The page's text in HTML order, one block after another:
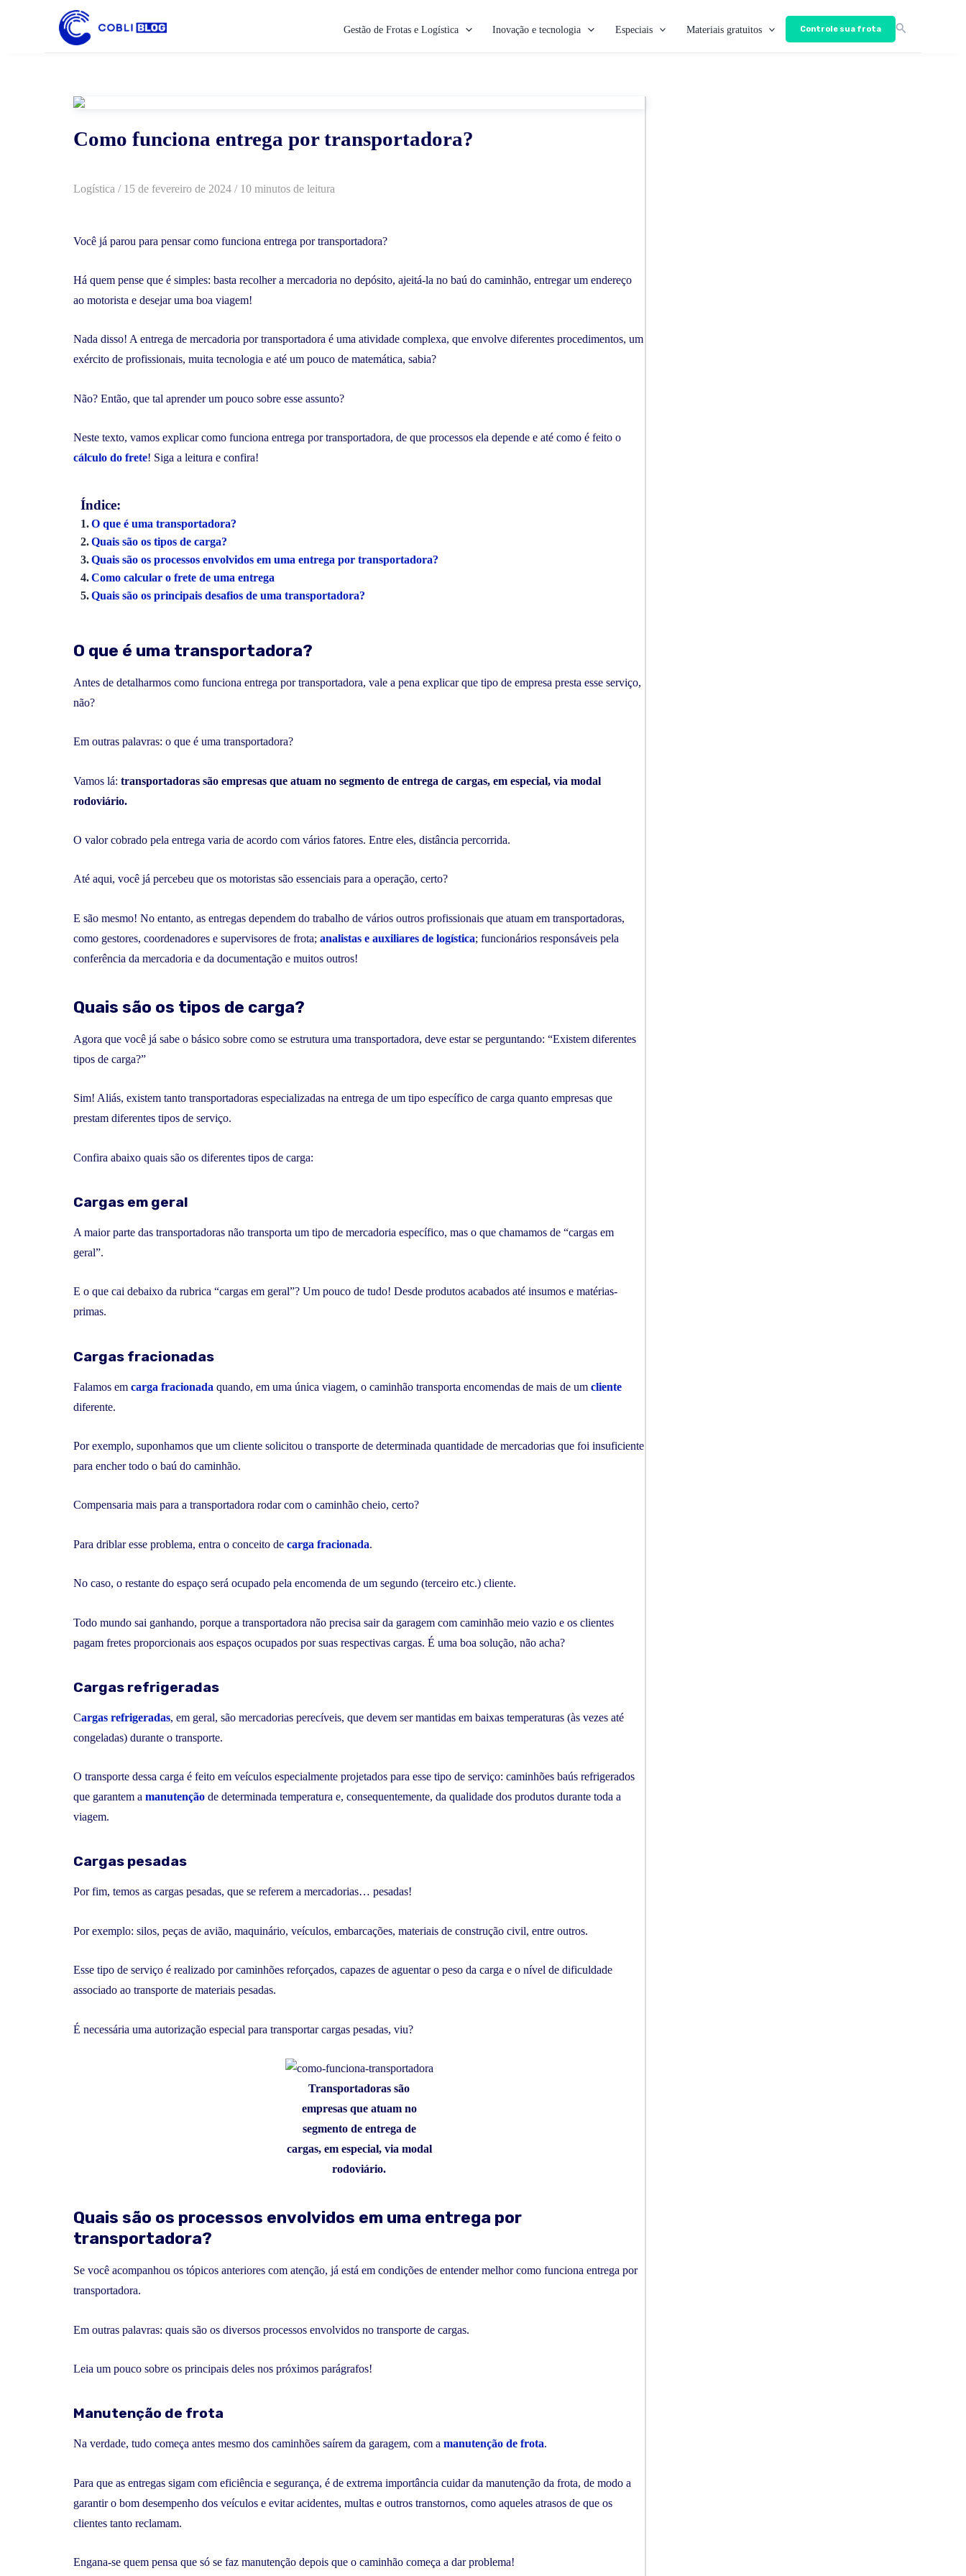
Gestão de Frotas e Logística Inovação e tecnologia Especiais Materiais gratuitos Controle sua frota
Como funciona entrega por transportadora?
Logística / 15 de fevereiro de 2024 / 10 minutos de leitura
Você já parou para pensar como funciona entrega por transportadora?
Há quem pense que é simples: basta recolher a mercadoria no depósito, ajeitá-la no baú do caminhão, entregar um endereço
ao motorista e desejar uma boa viagem!
Nada disso! A entrega de mercadoria por transportadora é uma atividade complexa, que envolve diferentes procedimentos, um
exército de profissionais, muita tecnologia e até um pouco de matemática, sabia?
Não? Então, que tal aprender um pouco sobre esse assunto?
Neste texto, vamos explicar como funciona entrega por transportadora, de que processos ela depende e até como é feito o
cálculo do frete! Siga a leitura e confira!
Índice:
O que é uma transportadora?
Quais são os tipos de carga?
Quais são os processos envolvidos em uma entrega por transportadora?
Como calcular o frete de uma entrega
Quais são os principais desafios de uma transportadora?
O que é uma transportadora?
Antes de detalharmos como funciona entrega por transportadora, vale a pena explicar que tipo de empresa presta esse serviço,
não?
Em outras palavras: o que é uma transportadora?
Vamos lá: transportadoras são empresas que atuam no segmento de entrega de cargas, em especial, via modal
rodoviário.
O valor cobrado pela entrega varia de acordo com vários fatores. Entre eles, distância percorrida.
Até aqui, você já percebeu que os motoristas são essenciais para a operação, certo?
E são mesmo! No entanto, as entregas dependem do trabalho de vários outros profissionais que atuam em transportadoras,
como gestores, coordenadores e supervisores de frota; analistas e auxiliares de logística; funcionários responsáveis pela
conferência da mercadoria e da documentação e muitos outros!
Quais são os tipos de carga?
Agora que você já sabe o básico sobre como se estrutura uma transportadora, deve estar se perguntando: “Existem diferentes
tipos de carga?”
Sim! Aliás, existem tanto transportadoras especializadas na entrega de um tipo específico de carga quanto empresas que
prestam diferentes tipos de serviço.
Confira abaixo quais são os diferentes tipos de carga:
Cargas em geral
A maior parte das transportadoras não transporta um tipo de mercadoria específico, mas o que chamamos de “cargas em
geral”.
E o que cai debaixo da rubrica “cargas em geral”? Um pouco de tudo! Desde produtos acabados até insumos e matérias-
primas.
Cargas fracionadas
Falamos em carga fracionada quando, em uma única viagem, o caminhão transporta encomendas de mais de um cliente
diferente.
Por exemplo, suponhamos que um cliente solicitou o transporte de determinada quantidade de mercadorias que foi insuficiente
para encher todo o baú do caminhão.
Compensaria mais para a transportadora rodar com o caminhão cheio, certo?
Para driblar esse problema, entra o conceito de carga fracionada.
No caso, o restante do espaço será ocupado pela encomenda de um segundo (terceiro etc.) cliente.
Todo mundo sai ganhando, porque a transportadora não precisa sair da garagem com caminhão meio vazio e os clientes
pagam fretes proporcionais aos espaços ocupados por suas respectivas cargas. É uma boa solução, não acha?
Cargas refrigeradas
Cargas refrigeradas, em geral, são mercadorias perecíveis, que devem ser mantidas em baixas temperaturas (às vezes até
congeladas) durante o transporte.
O transporte dessa carga é feito em veículos especialmente projetados para esse tipo de serviço: caminhões baús refrigerados
que garantem a manutenção de determinada temperatura e, consequentemente, da qualidade dos produtos durante toda a
viagem.
Cargas pesadas
Por fim, temos as cargas pesadas, que se referem a mercadorias… pesadas!
Por exemplo: silos, peças de avião, maquinário, veículos, embarcações, materiais de construção civil, entre outros.
Esse tipo de serviço é realizado por caminhões reforçados, capazes de aguentar o peso da carga e o nível de dificuldade
associado ao transporte de materiais pesadas.
É necessária uma autorização especial para transportar cargas pesadas, viu?
Transportadoras são
empresas que atuam no
segmento de entrega de
cargas, em especial, via modal
rodoviário.
Quais são os processos envolvidos em uma entrega por
transportadora?
Se você acompanhou os tópicos anteriores com atenção, já está em condições de entender melhor como funciona entrega por
transportadora.
Em outras palavras: quais são os diversos processos envolvidos no transporte de cargas.
Leia um pouco sobre os principais deles nos próximos parágrafos!
Manutenção de frota
Na verdade, tudo começa antes mesmo dos caminhões saírem da garagem, com a manutenção de frota.
Para que as entregas sigam com eficiência e segurança, é de extrema importância cuidar da manutenção da frota, de modo a
garantir o bom desempenho dos veículos e evitar acidentes, multas e outros transtornos, como aqueles atrasos de que os
clientes tanto reclamam.
Engana-se quem pensa que só se faz manutenção depois que o caminhão começa a dar problema!